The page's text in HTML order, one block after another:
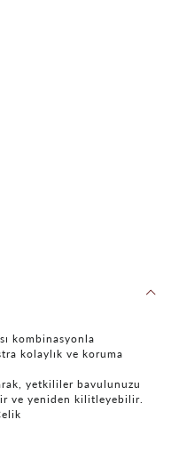
kombinasyonla
kolaylık ve koruma
yetkililer bavulunuzu
ve yeniden kilitleyebilir.